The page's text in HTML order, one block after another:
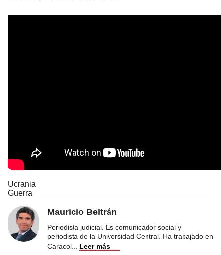
Ucrania
Guerra
Mauricio Beltrán
Periodista judicial. Es comunicador social y
periodista de la Universidad Central. Ha trabajado en
Caracol
Leer más